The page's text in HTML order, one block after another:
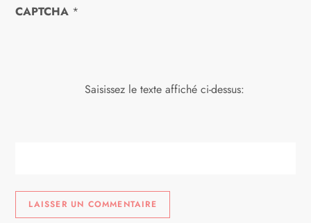
CAPTCHA *
Saisissez le texte affiché ci-dessus: